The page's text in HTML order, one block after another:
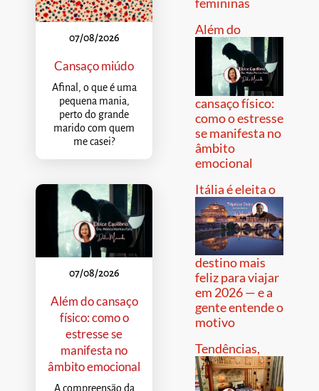
07/08/2026
Cansaço miúdo
Afinal, o que é uma
pequena mania,
perto do grande
marido com quem
me casei?
07/08/2026
Além do cansaço
físico: como o
estresse se
manifesta no
âmbito emocional
A compreensão da
Além do
cansaço físico:
como o estresse
se manifesta no
âmbito
emocional
Itália é eleita o
destino mais
feliz para viajar
em 2026 — e a
gente entende o
motivo
Tendências,